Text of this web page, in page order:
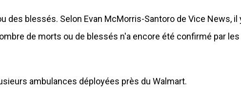
des blessés. Selon Evan McMorris-Santoro de Vice News, il
de morts ou de blessés n'a encore été confirmé par les
ambulances déployées près du Walmart.